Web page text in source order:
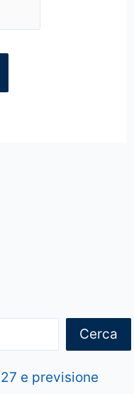
Cerca
e previsione